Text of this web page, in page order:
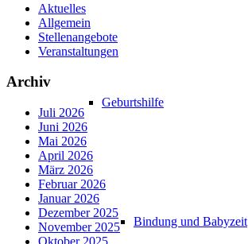
Geburtshilfe
Bindung und Babyzeit
Aktuelles
Allgemein
Stellenangebote
Veranstaltungen
Archiv
Juli 2026
Juni 2026
Mai 2026
April 2026
März 2026
Februar 2026
Januar 2026
Dezember 2025
November 2025